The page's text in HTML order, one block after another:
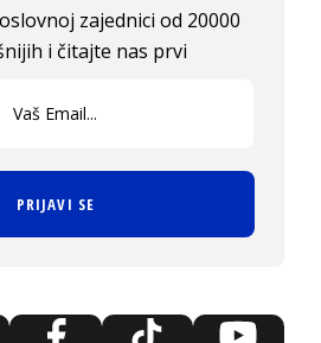
zajednici od 20000
i čitajte nas prvi
PRIJAVI SE